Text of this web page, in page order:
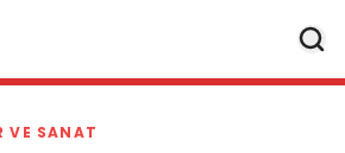
VE SANAT